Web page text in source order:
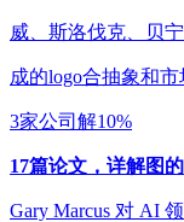
威、斯洛伐克、贝
成的logo合抽象和
3家公司解10%
17篇论文，详解图
Gary Marcus 对 AI